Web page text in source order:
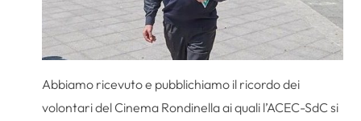
Abbiamo ricevuto e pubblichiamo il ricordo dei
volontari del Cinema Rondinella ai quali l’ACEC-SdC si